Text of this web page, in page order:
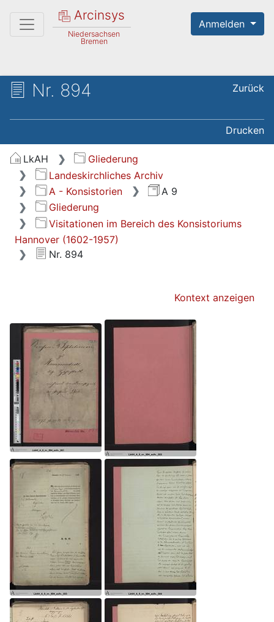
Arcinsys
Niedersachsen
Bremen
Anmelden
Nr. 894 Zurück
Drucken
LkAH
Gliederung
Landeskirchliches Archiv
A - Konsistorien
A 9
Gliederung
Visitationen im Bereich des Konsistoriums
Hannover (1602-1957)
Nr. 894
Kontext anzeigen